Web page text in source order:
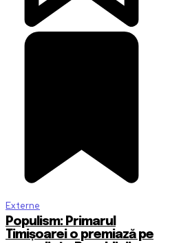
Externe
Populism: Primarul
Timișoarei o premiază pe